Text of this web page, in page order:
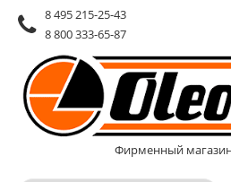
8 495 215-25-43
8 800 333-65-87
Фирменный